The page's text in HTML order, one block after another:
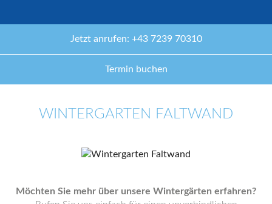
Jetzt anrufen: +43 7239 70310
Termin buchen
WINTERGARTEN FALTWAND
Möchten Sie mehr über unsere Wintergärten erfahren?